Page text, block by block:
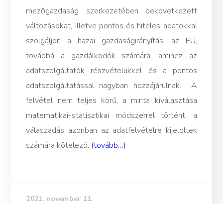
mezőgazdaság szerkezetében bekövetkezett
változásokat, illetve pontos és hiteles adatokkal
szolgáljon a hazai gazdaságirányítás, az EU,
továbbá a gazdálkodók számára, amihez az
adatszolgáltatók részvételükkel és a pontos
adatszolgáltatással nagyban hozzájárulnak.
A
felvétel nem teljes körű, a minta kiválasztása
matematikai-statisztikai módszerrel történt, a
válaszadás azonban az adatfelvételre kijelöltek
számára kötelező. (tovább…)
2021. november 11.